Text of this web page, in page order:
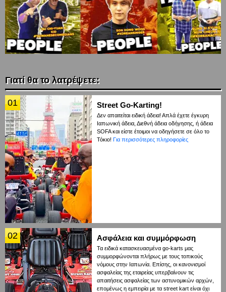
Γιατί θα το λατρέψετε:
01 Street Go-Karting!
Δεν απαιτείται ειδική άδεια! Απλά έχετε έγκυρη
Ιαπωνική άδεια, Διεθνή άδεια οδήγησης, ή άδεια
SOFA και είστε έτοιμοι να οδηγήσετε σε όλο το
Τόκιο! Για περισσότερες πληροφορίες
02 Ασφάλεια και συμμόρφωση
Τα ειδικά κατασκευασμένα go-karts μας
συμμορφώνονται πλήρως με τους τοπικούς
νόμους στην Ιαπωνία. Επίσης, οι κανονισμοί
ασφαλείας της εταιρείας υπερβαίνουν τις
απαιτήσεις ασφαλείας των αστυνομικών αρχών,
επομένως η εμπειρία με τα street kart είναι όχι